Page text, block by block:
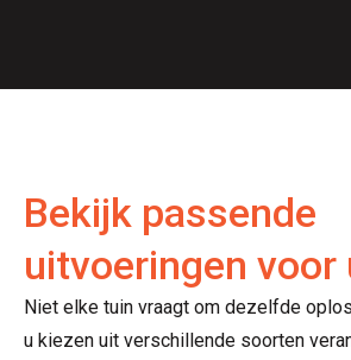
Bekijk passende
uitvoeringen voor
Niet elke tuin vraagt om dezelfde
u kiezen uit verschillende soorten